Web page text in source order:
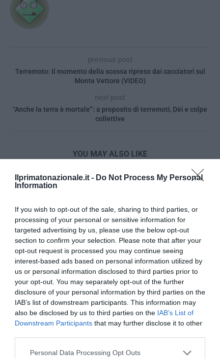
Ilprimatonazionale.it - Do Not Process My Personal
Information
If you wish to opt-out of the sale, sharing to third parties, or
processing of your personal or sensitive information for
targeted advertising by us, please use the below opt-out
section to confirm your selection. Please note that after your
opt-out request is processed you may continue seeing
interest-based ads based on personal information utilized by
us or personal information disclosed to third parties prior to
your opt-out. You may separately opt-out of the further
disclosure of your personal information by third parties on the
IAB’s list of downstream participants. This information may
also be disclosed by us to third parties on the IAB’s List of
Downstream Participants that may further disclose it to other
Please note that this website/app uses one or more Google
Personal Data Processing Opt Outs
previous post
Terremoto: Il momento della scossa ripreso dai cacciatori sul
Monte Vettore (VIDEO)
next post
“Anche la terra è mortale”: a proposito di terremoti, Dèi e colpe
collettive
YOU MAY ALSO LIKE
Spin Time, l’antifascismo commensale della Roma